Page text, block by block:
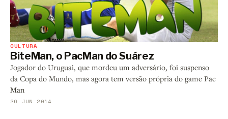
CULTURA
BiteMan, o PacMan do Suárez
Jogador do Uruguai, que mordeu um adversário, foi suspenso
da Copa do Mundo, mas agora tem versão própria do game Pac
Man
26 JUN 2014